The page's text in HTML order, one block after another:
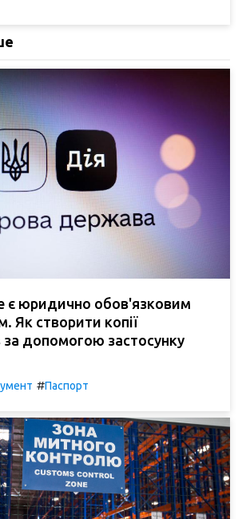
є юридично обов'язковим
Як створити копії
за допомогою застосунку
#Паспорт